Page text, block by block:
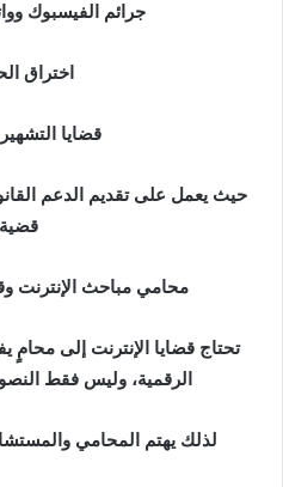
جرائم الفيسبوك
اختراق
قضايا
حيث يعمل على تقديم الدعم
محامي مباحث الإنترنت
تحتاج قضايا الإنترنت إلى محامٍ
الرقمية، وليس فقط
لذلك يهتم المحامي